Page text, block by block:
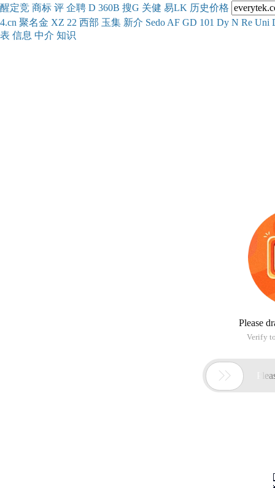
醒定竞 商标 评 企聘 D 360B 搜G 关健 易LK 历史价格
4.cn 聚名金 XZ 22 西部 玉集 新介 Sedo AF GD 101 Dy N Re Uni
表 信息 中介 知识